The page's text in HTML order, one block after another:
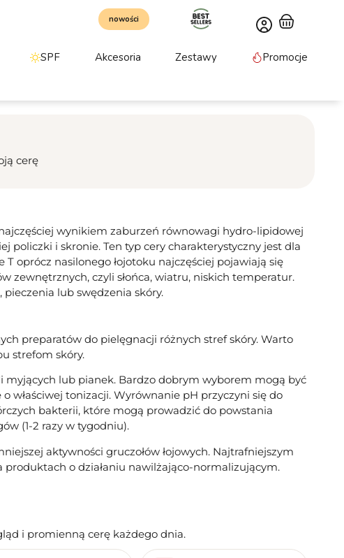
nowości
SPF Akcesoria Zestawy
Promocje
cerę
wynikiem zaburzeń równowagi hydro-lipidowej
policzki i skronie. Ten typ cery charakterystyczny jest dla
T oprócz nasilonego łojotoku najczęściej pojawiają się
zewnętrznych, czyli słońca, wiatru, niskich temperatur.
lub swędzenia skóry.
preparatów do pielęgnacji różnych stref skóry. Warto
strefom skóry.
myjących lub pianek. Bardzo dobrym wyborem mogą być
właściwej tonizacji. Wyrównanie pH przyczyni się do
bakterii, które mogą prowadzić do powstania
(1-2 razy w tygodniu).
aktywności gruczołów łojowych. Najtrafniejszym
o działaniu nawilżająco-normalizującym.
i promienną cerę każdego dnia.